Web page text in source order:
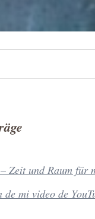
Zeit und Raum für
mi video de